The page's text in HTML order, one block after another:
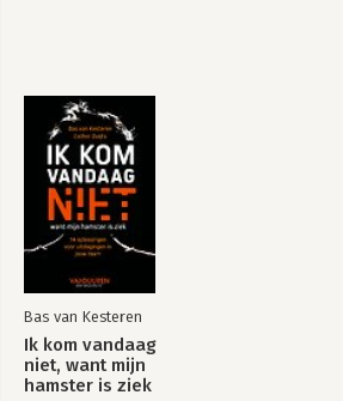
Bas van Kesteren
Ik kom vandaag
niet, want mijn
hamster is ziek